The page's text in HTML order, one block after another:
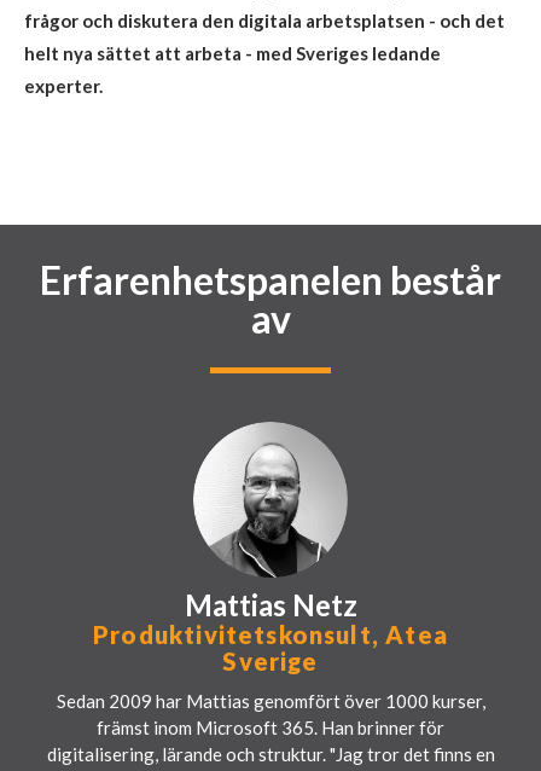
frågor och diskutera den digitala arbetsplatsen - och det
helt nya sättet att arbeta - med Sveriges ledande
experter.
Erfarenhetspanelen består
av
Mattias Netz
Produktivitetskonsult, Atea
Sverige
Sedan 2009 har Mattias genomfört över 1000 kurser,
främst inom Microsoft 365. Han brinner för
digitalisering, lärande och struktur. "Jag tror det finns en